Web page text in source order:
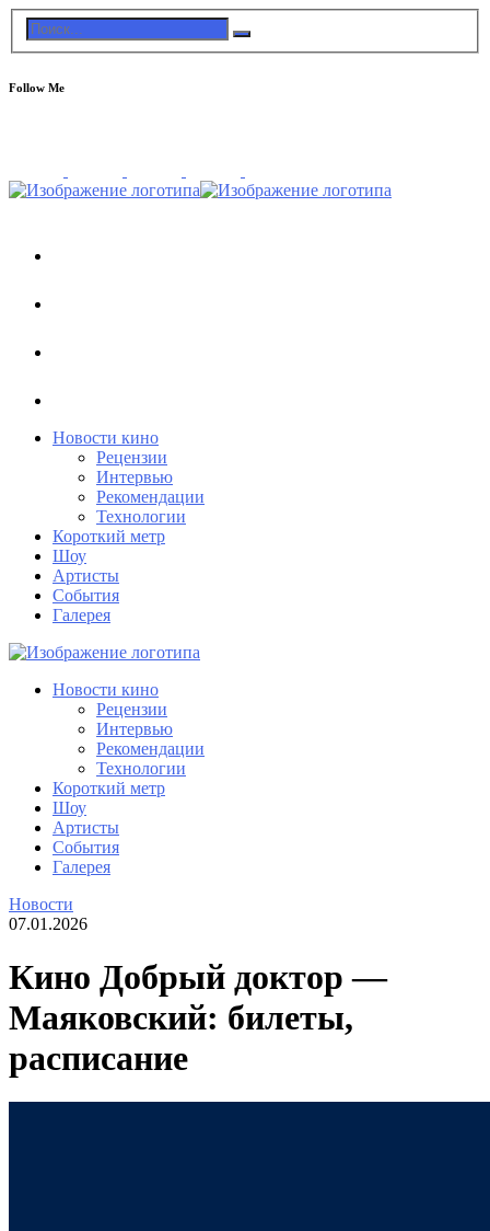
Follow Me
Новости кино
Рецензии
Интервью
Рекомендации
Технологии
Короткий метр
Шоу
Артисты
События
Галерея
Новости кино
Рецензии
Интервью
Рекомендации
Технологии
Короткий метр
Шоу
Артисты
События
Галерея
Новости
07.01.2026
Кино Добрый доктор —
Маяковский: билеты,
расписание